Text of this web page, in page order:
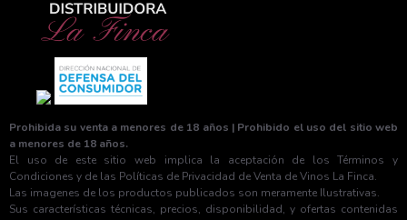
Prohibida su venta a menores de 18 años | Prohibido el uso del sitio web
a menores de 18 años.
El uso de este sitio web implica la aceptación de los Términos y
Condiciones y de las Políticas de Privacidad de Venta de Vinos La Finca.
Las imagenes de los productos publicados son meramente Ilustrativas.
Sus características técnicas, precios, disponibilidad, y ofertas contenidas